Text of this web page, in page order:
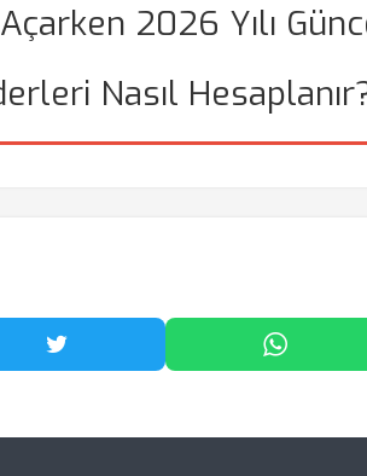
2026 Yılı
Nasıl
Twitter'da Paylaş